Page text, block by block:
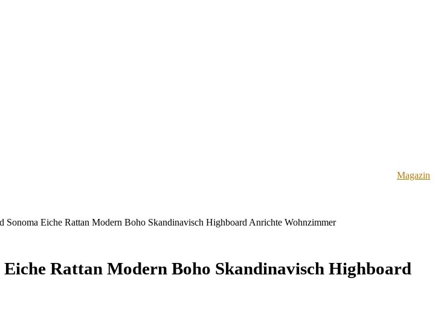
Magazin
Sonoma Eiche Rattan Modern Boho Skandinavisch Highboard Anrichte Wohnzimmer
Rattan Modern Boho Skandinavisch Highboard